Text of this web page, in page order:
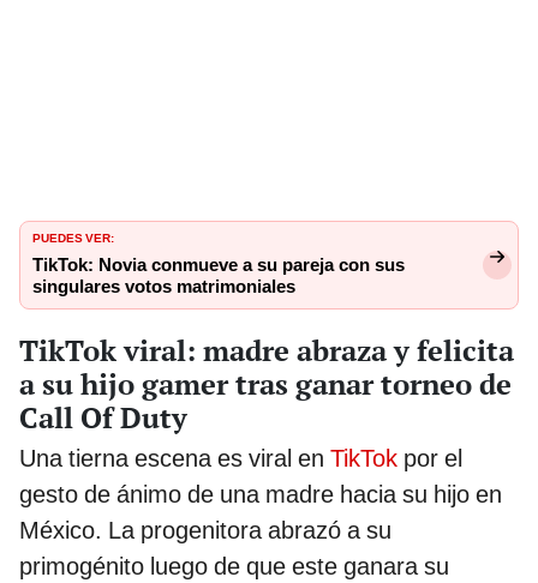
PUEDES VER:
TikTok: Novia conmueve a su pareja con sus
singulares votos matrimoniales
TikTok viral: madre abraza y felicita
a su hijo gamer tras ganar torneo de
Call Of Duty
Una tierna escena es viral en TikTok por el
gesto de ánimo de una madre hacia su hijo en
México. La progenitora abrazó a su
primogénito luego de que este ganara su